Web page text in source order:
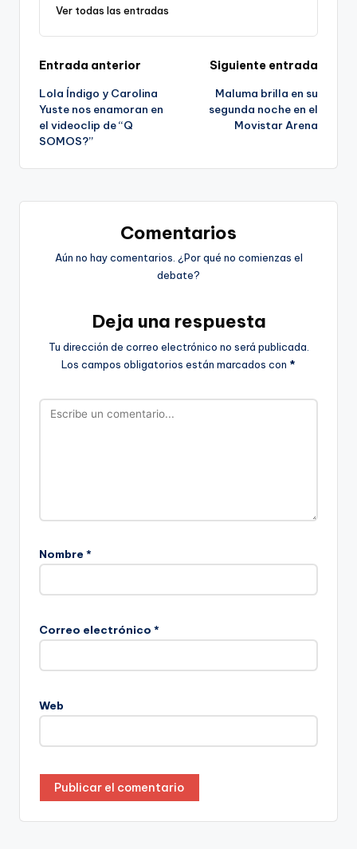
Ver todas las entradas
Navegación
de
entradas
Entrada anterior
Lola Índigo y Carolina
Yuste nos enamoran en
el videoclip de “Q
SOMOS?”
Siguiente entrada
Maluma brilla en su
segunda noche en el
Movistar Arena
Comentarios
Aún no hay comentarios. ¿Por qué no comienzas el
debate?
Deja una respuesta
Tu dirección de correo electrónico no será publicada.
Los campos obligatorios están marcados con *
Nombre *
Correo electrónico *
Web